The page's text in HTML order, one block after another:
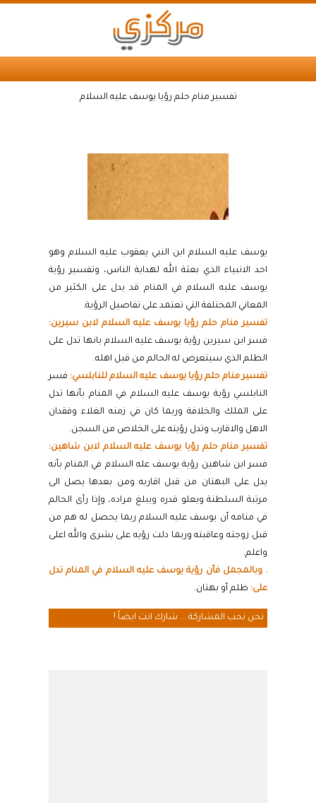
تفسير منام حلم رؤيا يوسف عليه السلام
يوسف عليه السلام ابن النبي يعقوب عليه السلام وهو
احد الانبياء الذي بعثة الله لهداية الناس، وتفسير رؤية
يوسف عليه السلام في المنام قد يدل على الكثير من
المعاني المختلفة التي تعتمد على تفاصيل الرؤية.
تفسير منام حلم رؤيا يوسف عليه السلام لابن سيرين:
فسر ابن سيرين رؤية يوسف عليه السلام بانها تدل على
الظلم الذي سيتعرض له الحالم من قبل اهله.
تفسير منام حلم رؤيا يوسف عليه السلام للنابلسي: فسر
النابلسي رؤية يوسف عليه السلام في المنام بأنها تدل
على الملك والخلافة وربما كان في زمنه الغلاء وفقدان
الاهل والاقارب وتدل رؤيته على الخلاص من السجن.
تفسير منام حلم رؤيا يوسف عليه السلام لابن شاهين:
فسر ابن شاهين رؤية يوسف عله السلام في المنام بأنه
يدل على البهتان من قبل اقاربه ومن بعدها يصل الى
مرتبة السلطنة ويعلو قدره ويبلغ مراده، وإذا رأى الحالم
في منامه أن يوسف عليه السلام ربما يحصل له هم من
قبل زوجته وعاقبته وربما دلت رؤيه على بشرى والله اعلى
واعلم.
. وبالمجمل فأن رؤية يوسف عليه السلام في المنام تدل
على: ظلم أو بهتان.
نحن نحب المشاركة ... شارك انت ايضاً !